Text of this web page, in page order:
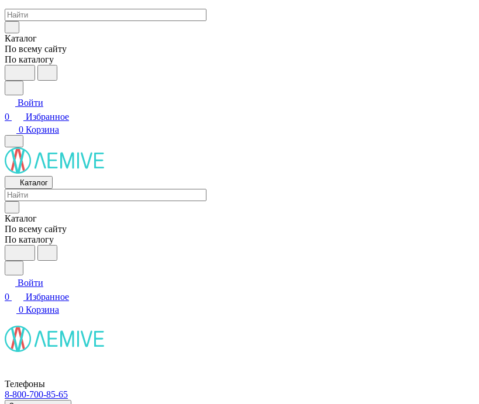
Каталог
По всему сайту
По каталогу
Войти
0
Избранное
0 Корзина
Каталог
Каталог
По всему сайту
По каталогу
Войти
0
Избранное
0 Корзина
Телефоны
8-800-700-85-65